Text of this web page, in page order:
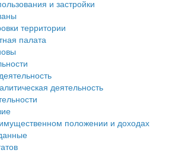
территории
и застройки
территории
палата
деятельность
положении и доходах